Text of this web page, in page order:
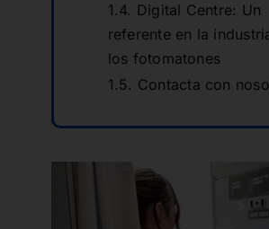
Digital Centre: Un
referente en la
los fotomatones
Contacta con